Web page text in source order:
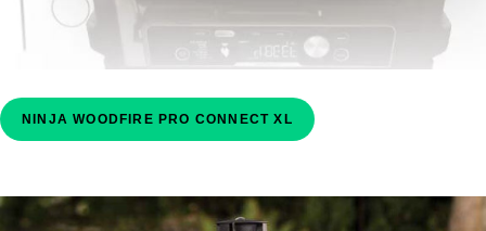
NINJA WOODFIRE PRO CONNECT XL